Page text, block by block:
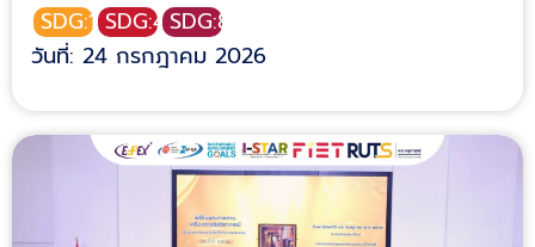
SDG:11SDG:4SDG:8
วันที่: 24 กรกฎาคม 2026